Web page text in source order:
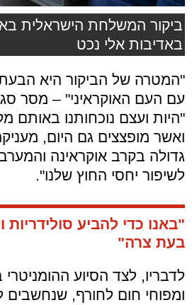
ביקור המשלחת הישראלית
באדיבות אלי נכט
"המטרה של הביקור היא הבעת
עם העם האוקראיני" – מסר
"היות ועצם נוכחותנו באותם
ואשר מופצצים גם היום,
גדולה בקרב אוקראינה
לשיפור יחסי החוץ שלנו".
"באנו כדי להביע סולידריות
בעת צרה"
לדבריו, לצד הסיוע
ומפוחי חום לחורף, שנחשבים